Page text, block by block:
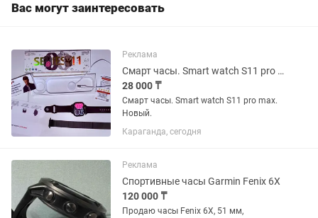
Вас могут заинтересовать
Реклама
Смарт часы. Smart watch S11 pro max.
28 000 ₸
Смарт часы. Smart watch S11 pro max.
Новый.
Караганда, сегодня
Реклама
Спортивные часы Garmin Fenix 6X
120 000 ₸
Продаю часы Fenix 6X, 51 мм,